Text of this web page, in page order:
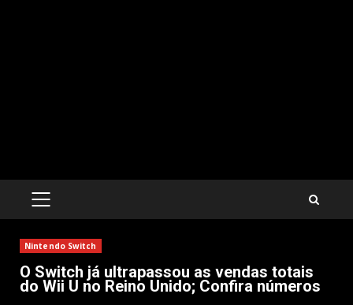
PRIMARY
Nintendo Switch
O Switch já ultrapassou as vendas totais
do Wii U no Reino Unido; Confira números